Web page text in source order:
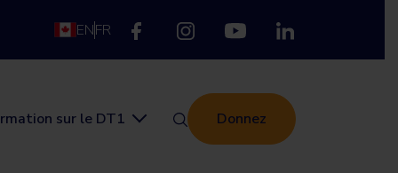
ENFR
sur le DT1 Donnez